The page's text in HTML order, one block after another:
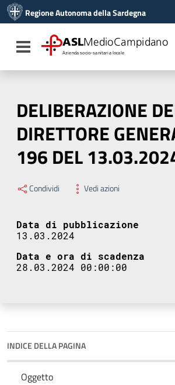
Vai al menu di navigazione
Vai al footer
Regione Autonoma della Sardegna
Toggle navigation
ASLMedioCampidano
Azienda socio-sanitaria locale
DELIBERAZIONE
DIRETTORE
196 DEL
Condividi Vedi azioni
Data di pubblicazione
13.03.2024
Data e ora di scadenza
28.03.2024 00:00:00
INDICE DELLA PAGINA
Oggetto